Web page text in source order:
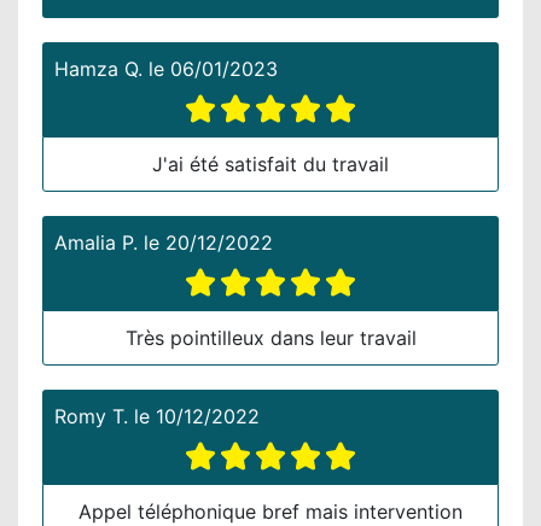
Hamza Q. le 06/01/2023
J'ai été satisfait du travail
Amalia P. le 20/12/2022
Très pointilleux dans leur travail
Romy T. le 10/12/2022
Appel téléphonique bref mais intervention